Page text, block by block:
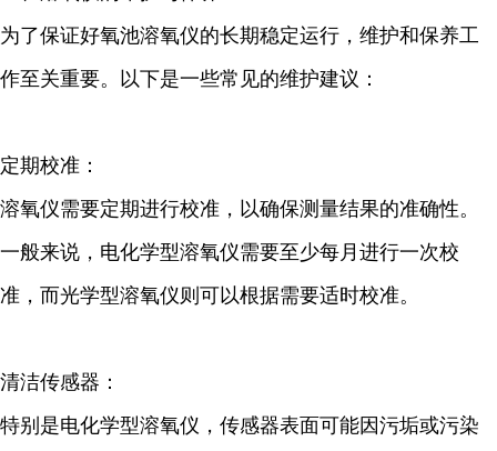
为了保证好氧池溶氧仪的长期稳定运行，维护和保养工
作至关重要。以下是一些常见的维护建议：
定期校准：
溶氧仪需要定期进行校准，以确保测量结果的准确性。
一般来说，电化学型溶氧仪需要至少每月进行一次校
准，而光学型溶氧仪则可以根据需要适时校准。
清洁传感器：
特别是电化学型溶氧仪，传感器表面可能因污垢或污染